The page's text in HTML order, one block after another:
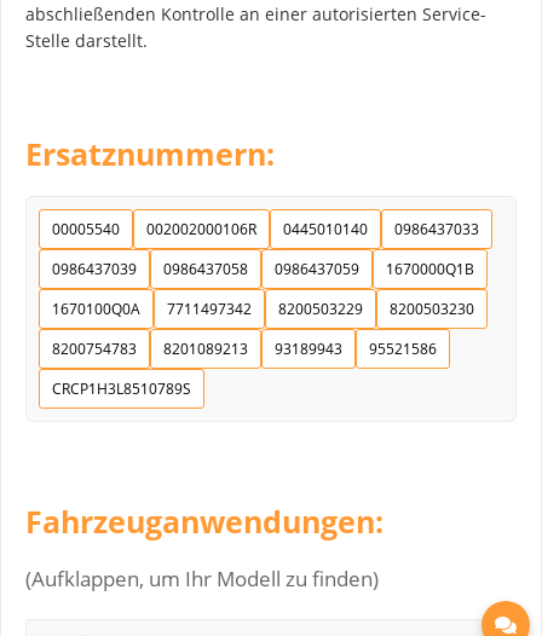
abschließenden Kontrolle an einer autorisierten Service-
Stelle darstellt.
Ersatznummern:
00005540 002002000106R 0445010140
0986437033
0986437039
0986437058 0986437059
1670000Q1B
1670100Q0A
7711497342 8200503229
8200503230
8200754783
8201089213 93189943
95521586
CRCP1H3L8510789S
Fahrzeuganwendungen:
(Aufklappen, um Ihr Modell zu finden)